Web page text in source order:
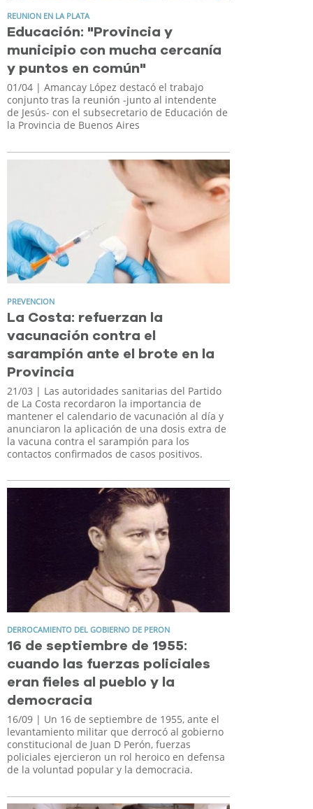
REUNION EN LA PLATA
Educación: "Provincia y
municipio con mucha cercanía
y puntos en común"
01/04 | Amancay López destacó el trabajo
conjunto tras la reunión -junto al intendente
de Jesús- con el subsecretario de Educación de
la Provincia de Buenos Aires
PREVENCION
La Costa: refuerzan la
vacunación contra el
sarampión ante el brote en la
Provincia
21/03 | Las autoridades sanitarias del Partido
de La Costa recordaron la importancia de
mantener el calendario de vacunación al día y
anunciaron la aplicación de una dosis extra de
la vacuna contra el sarampión para los
contactos confirmados de casos positivos.
DERROCAMIENTO DEL GOBIERNO DE PERON
16 de septiembre de 1955:
cuando las fuerzas policiales
eran fieles al pueblo y la
democracia
16/09 | Un 16 de septiembre de 1955, ante el
levantamiento militar que derrocó al gobierno
constitucional de Juan D Perón, fuerzas
policiales ejercieron un rol heroico en defensa
de la voluntad popular y la democracia.